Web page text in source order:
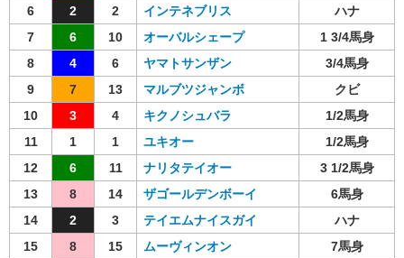
6
2 2 インテネブリス
ハナ
7
6 10 オーバルシェープ
1 3/4馬身
8
4 6 ヤマトサンザン
3/4馬身
9
7 13 マルブツジャンボ
クビ
10
3 4 キクノシュバラ
1/2馬身
11
1 1 ユキオー
1/2馬身
12
6 11 ナリタテイオー
3 1/2馬身
13
8 14 ザゴールデンボーイ
6馬身
14
2 3 テイエムナイスガイ
ハナ
15
8 15 ムーヴィンオン 7馬身